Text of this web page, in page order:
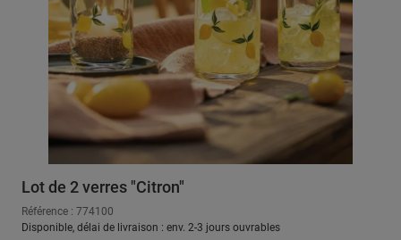
Lot de 2 verres "Citron"
Référence : 774100
Disponible, délai de livraison : env. 2-3 jours ouvrables